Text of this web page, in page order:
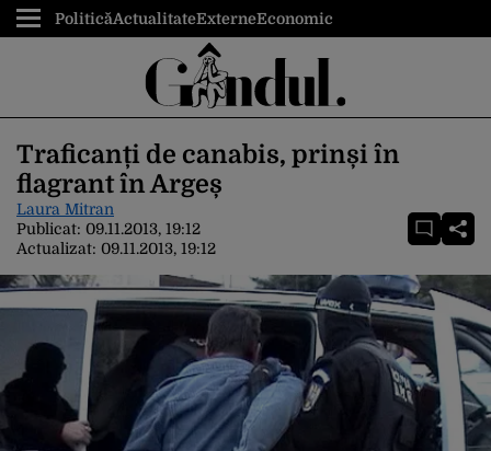
PoliticăActualitateExterneEconomic
Traficanți de canabis, prinși în
flagrant în Argeș
Laura Mitran
Publicat: 09.11.2013, 19:12
Actualizat: 09.11.2013, 19:12